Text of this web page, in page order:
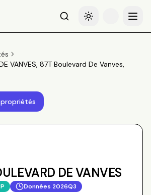
RechercheBasculer le thème
Menu
VANVES, 87T Boulevard De Vanves,
DE VANVES
Données 2026Q3